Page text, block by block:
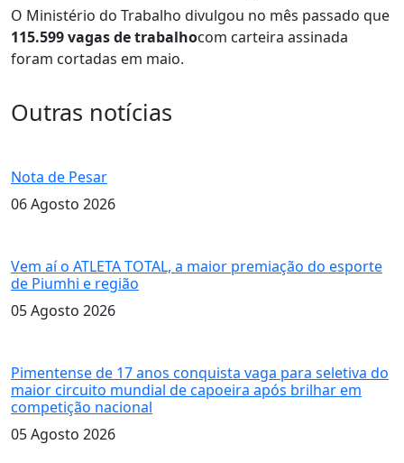
O Ministério do Trabalho divulgou no mês passado que
115.599 vagas de trabalhocom carteira assinada
foram cortadas em maio.
Outras notícias
Nota de Pesar
06 Agosto 2026
Vem aí o ATLETA TOTAL, a maior premiação do esporte
de Piumhi e região
05 Agosto 2026
Pimentense de 17 anos conquista vaga para seletiva do
maior circuito mundial de capoeira após brilhar em
competição nacional
05 Agosto 2026